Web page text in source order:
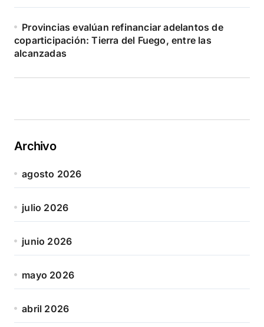
Provincias evalúan refinanciar adelantos de
coparticipación: Tierra del Fuego, entre las
alcanzadas
Archivo
agosto 2026
julio 2026
junio 2026
mayo 2026
abril 2026